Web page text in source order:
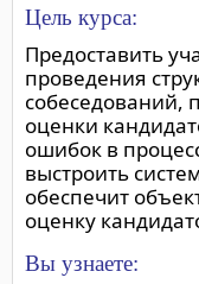
Цель курса:
Предоставить
проведения
собеседований,
оценки
ошибок в
выстроить
обеспечит
оценку
Вы узнаете: